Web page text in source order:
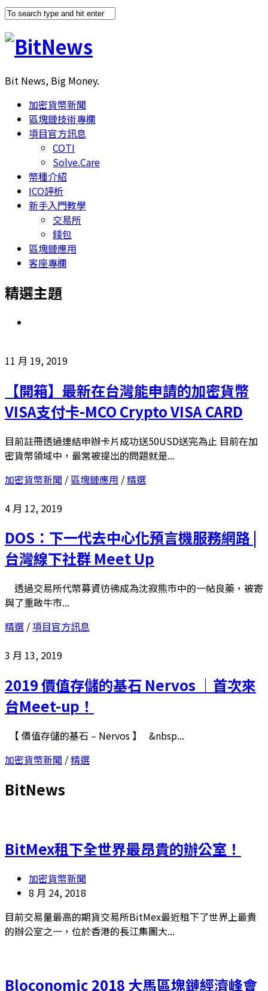
Bit News, Big Money.
加密貨幣新聞
區塊鏈技術專欄
項目官方訊息
COTI
Solve.Care
幣種介紹
ICO評析
新手入門教學
交易所
錢包
區塊鏈應用
客座專欄
精選主題
11 月 19, 2019
【開箱】最新在台灣能申請的加密貨幣
VISA支付卡-MCO Crypto VISA CARD
目前註冊透過連結申辦卡片成功送50USD送完為止 目前在加
密貨幣領域中，最常被提出的問題就是...
加密貨幣新聞 / 區塊鏈應用 /精選
4 月 12, 2019
DOS：下一代去中心化預言機服務網路 |
台灣線下社群 Meet Up
透過交易所代幣募資彷彿成為沈寂熊市中的一帖良藥，被寄
與了重啟牛市...
精選 /項目官方訊息
3 月 13, 2019
2019 價值存儲的基石 Nervos ｜首次來
台Meet-up！
【 價值存儲的基石 – Nervos 】 &nbsp...
加密貨幣新聞 /精選
BitNews
BitMex租下全世界最昂貴的辦公室！
加密貨幣新聞
8 月 24, 2018
目前交易量最高的期貨交易所BitMex最近租下了世界上最貴
的辦公室之一，位於香港的長江集團大...
Bloconomic 2018 大馬區塊鏈經濟峰會